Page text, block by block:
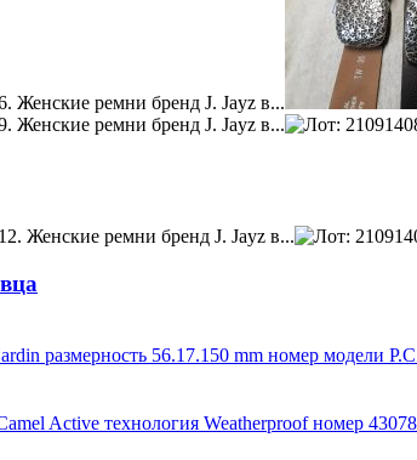
размерность 56.17.150 mm номер модели
Active технология Weatherproof номер